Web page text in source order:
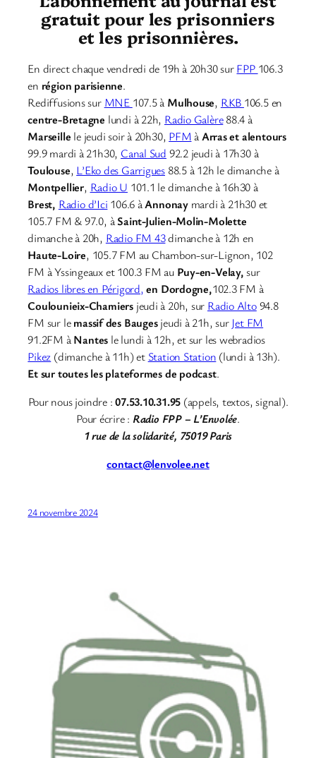
gratuit pour les prisonniers
et les prisonnières.
En direct chaque vendredi de 19h à 20h30 surFPP 106.3
en région parisienne.
Rediffusions sur MNE 107.5 à Mulhouse, RKB 106.5 en
centre-Bretagne lundi à 22h, Radio Galère88.4 à
Marseille le jeudi soir à 20h30, PFMàArras et alentours
99.9 mardi à 21h30, Canal Sud 92.2 jeudi à 17h30 à
Toulouse, L’Eko des Garrigues 88.5 à 12h le dimanche à
Montpellier, Radio U 101.1 le dimanche à 16h30 à
Brest, Radio d’Ici 106.6 àAnnonay mardi à 21h30 et
105.7 FM & 97.0, àSaint-Julien-Molin-Molette
dimanche à 20h, Radio FM 43dimanche à 12h en
Haute-Loire, 105.7 FM au Chambon-sur-Lignon, 102
FM à Yssingeaux et 100.3 FM au Puy-en-Velay,sur
Radios libres en Périgord, en Dordogne,102.3 FM à
Coulounieix-Chamiers jeudi à 20h, sur Radio Alto94.8
FM sur lemassif des Baugesjeudi à 21h, sur Jet FM
91.2FM àNantes le lundi à 12h, et sur les webradios
Pikez (dimanche à 11h) et Station Station (lundi à 13h).
Et sur toutes les plateformes de podcast.
Pour nous joindre :07.53.10.31.95 (appels, textos, signal).
Pour écrire : Radio FPP – L’Envolée.
1 rue de la solidarité, 75019 Paris
contact@lenvolee.net
24 novembre 2024